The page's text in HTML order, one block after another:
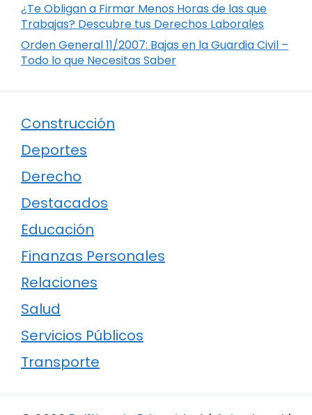
¿Te Obligan a Firmar Menos Horas de las que
Trabajas? Descubre tus Derechos Laborales
Orden General 11/2007: Bajas en la Guardia Civil –
Todo lo que Necesitas Saber
Construcción
Deportes
Derecho
Destacados
Educación
Finanzas Personales
Relaciones
Salud
Servicios Públicos
Transporte